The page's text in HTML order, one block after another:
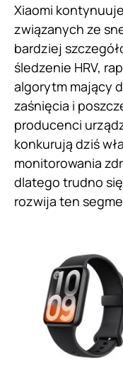
Xiaomi
związanych ze
bardziej
śledzenie HRV,
algorytm mający
zaśnięcia i
producenci
konkurują dziś
monitorowania
dlatego trudno
rozwija ten